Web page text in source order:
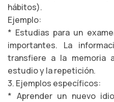
hábitos).
Ejemplo:
* Estudias para un
importantes. La
transfiere a la memoria
estudio y la repetición.
3. Ejemplos específicos:
* Aprender un nuevo